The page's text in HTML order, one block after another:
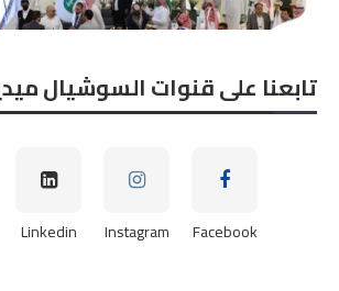
تابعنا على قنوات السوشيال
Facebook
Instagram
Linkedin